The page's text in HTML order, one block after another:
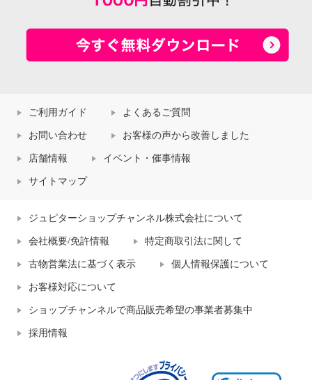
ご利用ガイド よくあるご質問
お問い合わせ お客様の声から改善しました
店舗情報 イベント・催事情報
サイトマップ
ジュピターショップチャンネル株式会社について
会社概要/免許情報 特定商取引法に関して
古物営業法に基づく表示 個人情報保護について
お客様対応について
ショップチャンネルで商品販売希望の事業者募集中
採用情報